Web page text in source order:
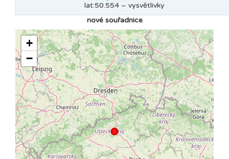
lat:50.554 – vysvětlivky
nové souřadnice
+
−